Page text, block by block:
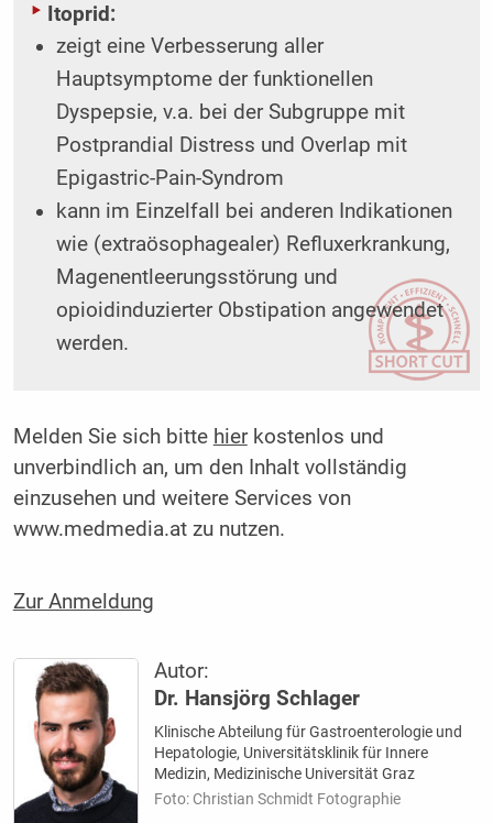
Itoprid:
zeigt eine Verbesserung aller
Hauptsymptome der funktionellen
Dyspepsie, v.a. bei der Subgruppe mit
Postprandial Distress und Overlap mit
Epigastric-Pain-Syndrom
kann im Einzelfall bei anderen Indikationen
wie (extraösophagealer) Refluxerkrankung,
Magenentleerungsstörung und
opioidinduzierter Obstipation angewendet
werden.
Melden Sie sich bitte hierkostenlos und
unverbindlich an, um den Inhalt vollständig
einzusehen und weitere Services von
www.medmedia.at zu nutzen.
Zur Anmeldung
Autor:
Dr. Hansjörg Schlager
Klinische Abteilung für Gastroenterologie und
Hepatologie, Universitätsklinik für Innere
Medizin, Medizinische Universität Graz
Foto: Christian Schmidt Fotographie